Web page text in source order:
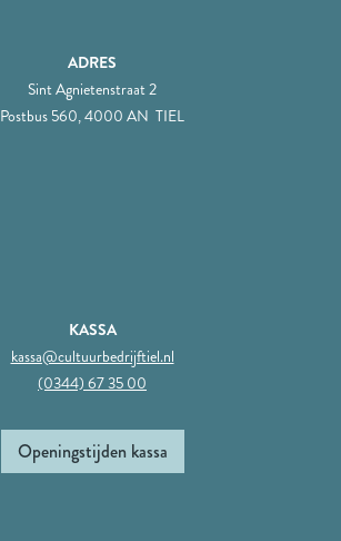
ADRES
Sint Agnietenstraat 2
Postbus 560, 4000 AN TIEL
KASSA
kassa@cultuurbedrijftiel.nl
(0344) 67 35 00
Openingstijden kassa